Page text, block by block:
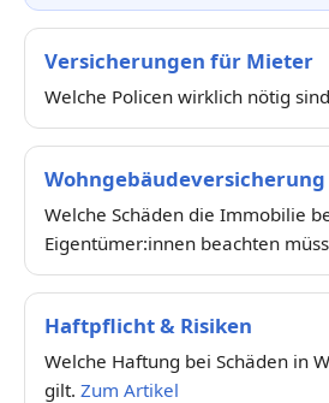
Versicherungen für Mieter
Welche Policen wirklich nötig
Wohngebäudeversicherung
Welche Schäden die Immobilie
Eigentümer:innen beachten
Haftpflicht & Risiken
Welche Haftung bei Schäden in
gilt. Zum Artikel